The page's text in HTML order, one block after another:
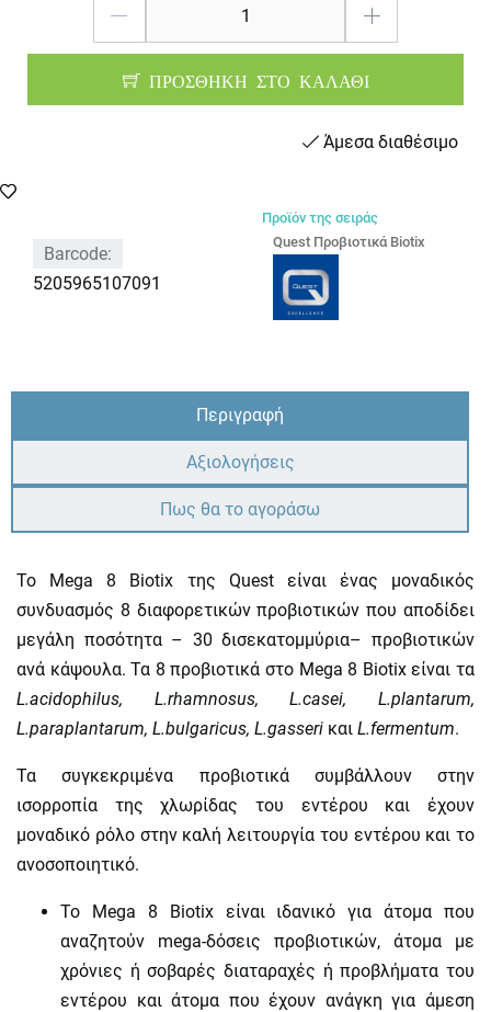
ΠΡΟΣΘΗΚΗ ΣΤΟ ΚΑΛΑΘΙ
Άμεσα διαθέσιμο
Barcode:
5205965107091
Προϊόν της σειράς
Quest Προβιοτικά Biotix
Περιγραφή
Αξιολογήσεις
Πως θα το αγοράσω
Το Mega 8 Biotix της Quest είναι ένας μοναδικός
συνδυασμός 8 διαφορετικών προβιοτικών που αποδίδει
μεγάλη ποσότητα – 30 δισεκατομμύρια– προβιοτικών
ανά κάψουλα. Τα 8 προβιοτικά στο Mega 8 Biotix είναι τα
L.acidophilus, L.rhamnosus, L.casei, L.plantarum,
L.paraplantarum, L.bulgaricus, L.gasseri και L.fermentum.
Τα συγκεκριμένα προβιοτικά συμβάλλουν στην
ισορροπία της χλωρίδας του εντέρου και έχουν
μοναδικό ρόλο στην καλή λειτουργία του εντέρου και το
ανοσοποιητικό.
Το Mega 8 Biotix είναι ιδανικό για άτομα που
αναζητούν mega-δόσεις προβιοτικών, άτομα με
χρόνιες ή σοβαρές διαταραχές ή προβλήματα του
εντέρου και άτομα που έχουν ανάγκη για άμεση